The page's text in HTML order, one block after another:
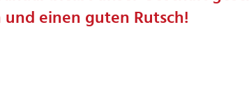
einen guten Rutsch!